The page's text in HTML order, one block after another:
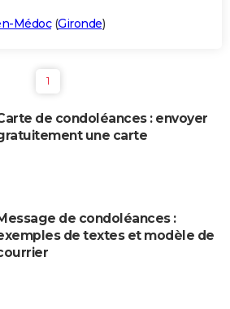
Médoc(Gironde)
1
de condoléances : envoyer
une carte
de condoléances :
de textes et modèle de